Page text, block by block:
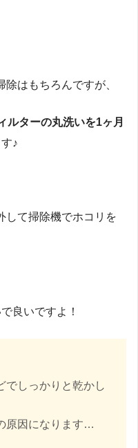
はもちろんですが、
ルターの丸洗いを1ヶ月
♪
して掃除機でホコリを
良いですよ！
でしっかりと乾かし
原因になります…